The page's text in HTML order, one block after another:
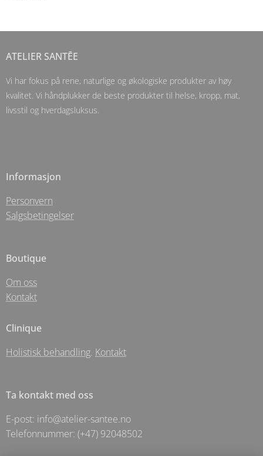
ATELIER SANTĒE
Vi har fokus på rene, naturlige og økologiske produkter av høy
kvalitet. Vi håndplukker de beste produkter til helse, kropp, mat,
livsstil og hverdagsluksus.
Informasjon
Personvern
Salgsbetingelser
Boutique
Om oss
Kontakt
Clinique
Holistisk behandling. Kontakt
Ta kontakt med oss
E-post: info@atelier-santee.no
Telefonnummer: (+47) 92048502